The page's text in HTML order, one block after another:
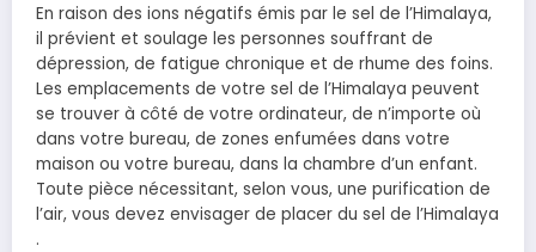
En raison des ions négatifs émis par le sel de l’Himalaya,
il prévient et soulage les personnes souffrant de
dépression, de fatigue chronique et de rhume des foins.
Les emplacements de votre sel de l’Himalaya peuvent
se trouver à côté de votre ordinateur, de n’importe où
dans votre bureau, de zones enfumées dans votre
maison ou votre bureau, dans la chambre d’un enfant.
Toute pièce nécessitant, selon vous, une purification de
l’air, vous devez envisager de placer du sel de l’Himalaya
.